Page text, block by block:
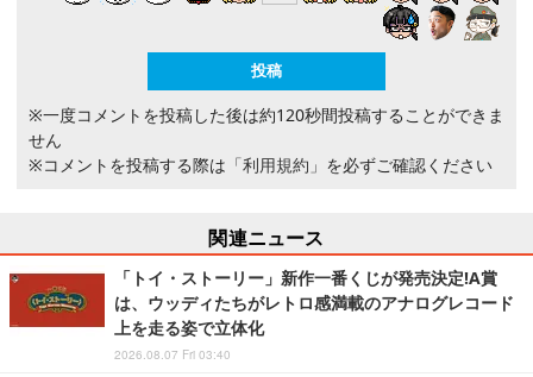
※一度コメントを投稿した後は約120秒間投稿することができま
せん
※コメントを投稿する際は 「利用規約」 を必ずご確認ください
関連ニュース
「トイ・ストーリー」新作一番くじが発売決定!A賞
は、ウッディたちがレトロ感満載のアナログレコード
上を走る姿で立体化
2026.08.07 Fri 03:40